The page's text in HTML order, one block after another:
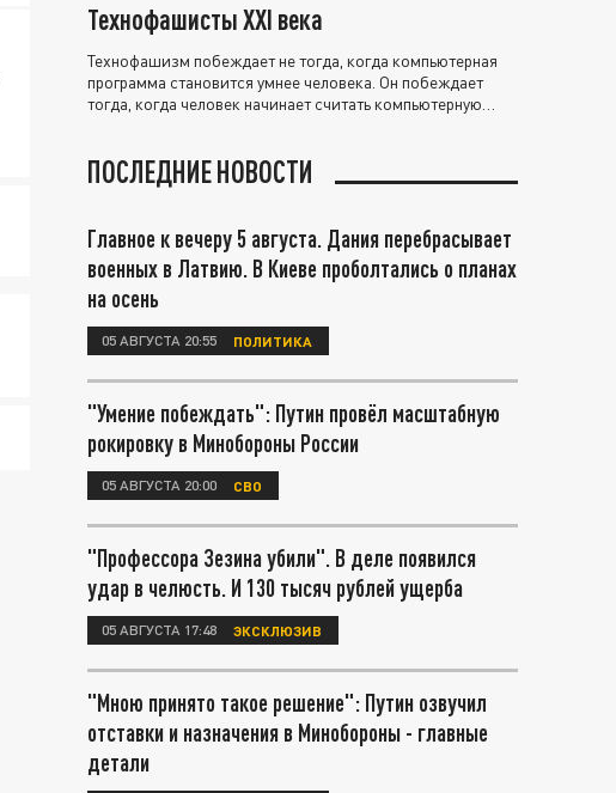
Технофашисты XXI века
Технофашизм побеждает не тогда, когда компьютерная
программа становится умнее человека. Он побеждает
тогда, когда человек начинает считать компьютерную
ПОСЛЕДНИЕ НОВОСТИ
Главное к вечеру 5 августа. Дания перебрасывает
военных в Латвию. В Киеве проболтались о планах
на осень
05 АВГУСТА 20:55 ПОЛИТИКА
"Умение побеждать": Путин провёл масштабную
рокировку в Минобороны России
05 АВГУСТА 20:00 СВО
"Профессора Зезина убили". В деле появился
удар в челюсть. И 130 тысяч рублей ущерба
05 АВГУСТА 17:48 ЭКСКЛЮЗИВ
"Мною принято такое решение": Путин озвучил
отставки и назначения в Минобороны - главные
детали